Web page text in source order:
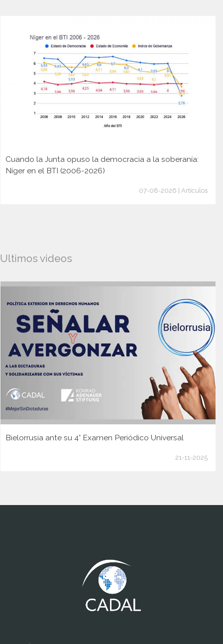
Cuando la Junta opuso la democracia a la soberanía:
Níger en el BTI (2006-2026)
07-08-2026 | Artículos
Ultimos videos
Bielorrusia ante su 4° Examen Periódico Universal
21-11-2025